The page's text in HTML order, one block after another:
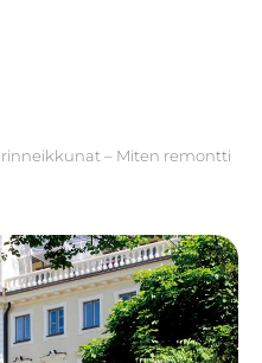
– Miten remontti